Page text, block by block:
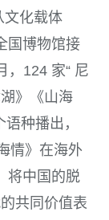
文化载体
国博物馆接
，124 家“ 尼
》《山海
种播出，
情》在海外
将中国的脱
共同价值表